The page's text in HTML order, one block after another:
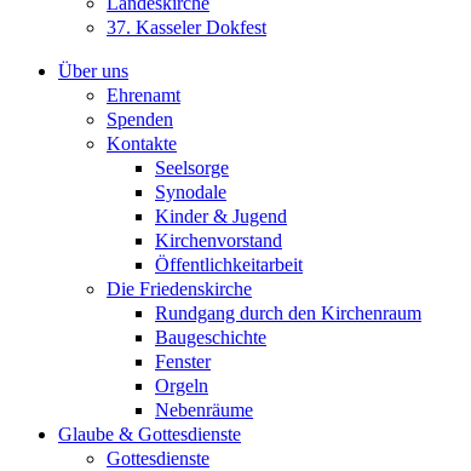
37. Kasseler Dokfest
Über uns
Ehrenamt
Spenden
Kontakte
Seelsorge
Synodale
Kinder & Jugend
Kirchenvorstand
Öffentlichkeitarbeit
Die Friedenskirche
Rundgang durch den Kirchenraum
Baugeschichte
Fenster
Orgeln
Nebenräume
Glaube & Gottesdienste
Gottesdienste